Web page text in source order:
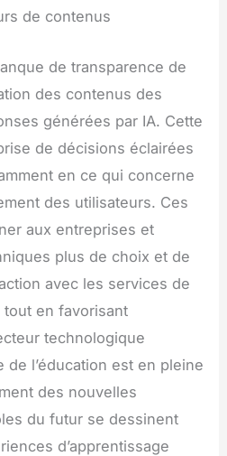
de contenus
de transparence de
des contenus des
générées par IA. Cette
de décisions éclairées
en ce qui concerne
des utilisateurs. Ces
aux entreprises et
plus de choix et de
avec les services de
en favorisant
technologique
de l’éducation est en pleine
des nouvelles
du futur se dessinent
d’apprentissage